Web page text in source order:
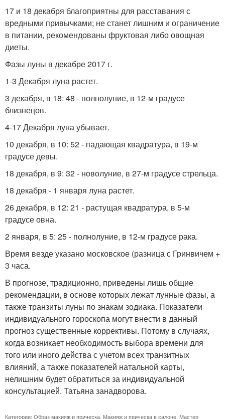
17 и 18 декабря благоприятны для расставания с
вредными привычками; не станет лишним и ограничение
в питании, рекомендованы фруктовая либо овощная
диеты.
Фазы луны в декабре 2017 г.
1-3 Декабря луна растет.
3 декабря, в 18: 48 - полнолуние, в 12-м градусе
близнецов.
4-17 Декабря луна убывает.
10 декабря, в 10: 52 - падающая квадратура, в 19-м
градусе девы.
18 декабря, в 9: 32 - новолуние, в 27-м градусе стрельца.
18 декабря - 1 января луна растет.
26 декабря, в 12: 21 - растущая квадратура, в 5-м
градусе овна.
2 января, в 5: 25 - полнолуние, в 12-м градусе рака.
Время везде указано московское (разница с Гринвичем +
3 часа.
В прогнозе, традиционно, приведены лишь общие
рекомендации, в основе которых лежат лунные фазы, а
также транзиты луны по знакам зодиака. Показатели
индивидуального гороскопа могут внести в данный
прогноз существенные коррективы. Потому в случаях,
когда возникает необходимость выбора времени для
того или иного действа с учетом всех транзитных
влияний, а также показателей натальной карты,
нелишним будет обратиться за индивидуальной
консультацией. Татьяна занадворова.
Категории: Образ макияж и прическа Макияж и прическа в салоне Мастер